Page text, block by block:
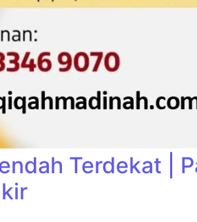
Terdekat |